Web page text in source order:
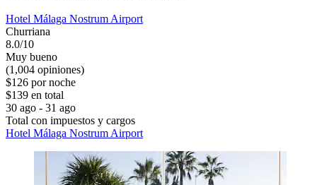
Hotel Málaga Nostrum Airport
Churriana
8.0/10
Muy bueno
(1,004 opiniones)
$126 por noche
$139 en total
30 ago - 31 ago
Total con impuestos y cargos
Hotel Málaga Nostrum Airport